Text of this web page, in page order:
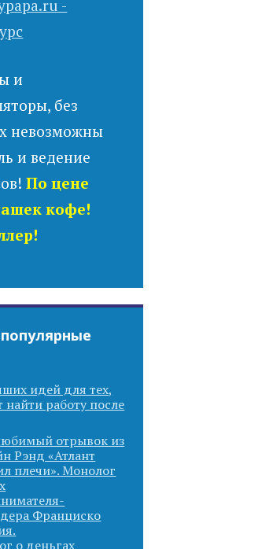
и
без
невозможны
и ведение
По цене
кофе!
идей для тех,
найти работу после
отрывок из
Рэнд «Атлант
плечи». Монолог
Франциско